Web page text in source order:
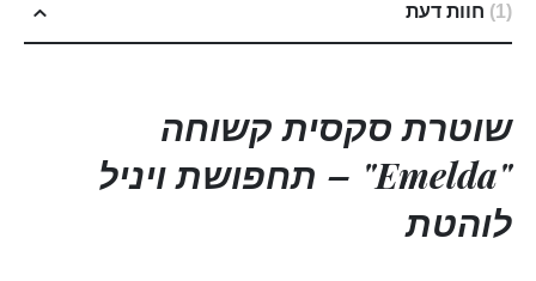
1 חוות דעת
שוטרת סקסית קשוחה
"Emelda" – תחפושת ויניל
לוהטת